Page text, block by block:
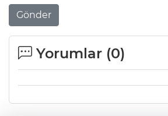
Gönder
Yorumlar (0)